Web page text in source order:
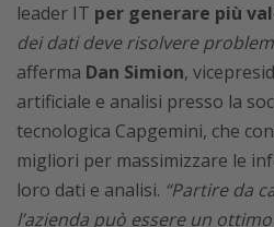
leader IT per generare più
dei dati deve risolvere
afferma Dan Simion,
artificiale e analisi presso la
tecnologica Capgemini, che
migliori per massimizzare le
loro dati e analisi. “Partire da
l’azienda può essere un